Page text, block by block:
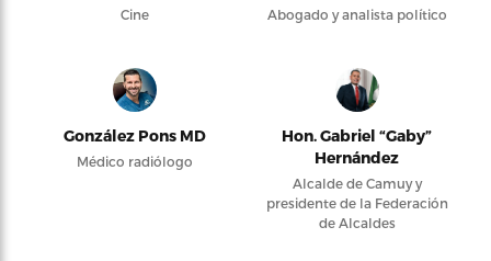
Cine Abogado y analista político
González Pons MD
Médico radiólogo
Hon. Gabriel “Gaby”
Hernández
Alcalde de Camuy y
presidente de la Federación
de Alcaldes